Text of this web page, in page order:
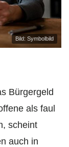
Bild: Symbolbild
Bürgergeld
als faul
scheint
auch in